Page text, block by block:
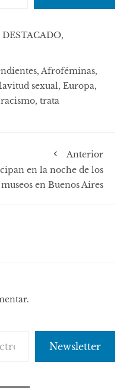
DESTACADO,
, Afroféminas,
sexual, Europa,
racismo, trata
Anterior
en la noche de los
museos en Buenos Aires
Newsletter